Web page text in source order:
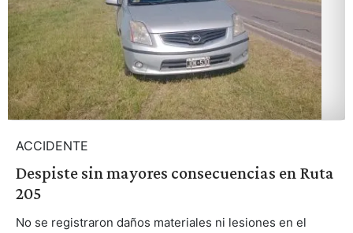
ACCIDENTE
Despiste sin mayores consecuencias en Ruta
205
No se registraron daños materiales ni lesiones en el